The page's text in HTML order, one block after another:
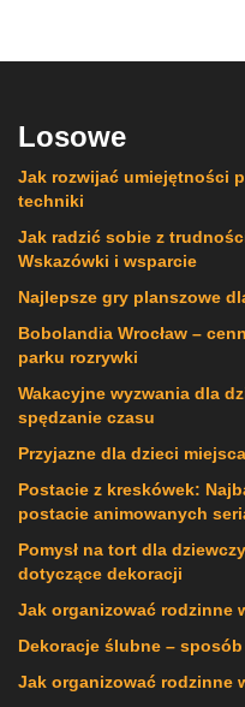
Losowe
Jak rozwijać umiejętności
techniki
Jak radzić sobie z
Wskazówki i wsparcie
Najlepsze gry planszowe
Bobolandia Wrocław –
parku rozrywki
Wakacyjne wyzwania dla
spędzanie czasu
Przyjazne dla dzieci
Postacie z kreskówek:
postacie animowanych
Pomysł na tort dla
dotyczące dekoracji
Jak organizować rodzinne
Dekoracje ślubne –
Jak organizować rodzinne